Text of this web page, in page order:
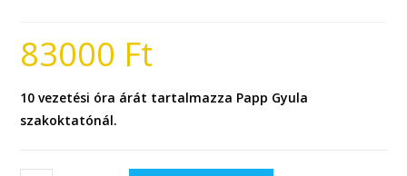
83000 Ft
10 vezetési óra árát tartalmazza Papp Gyula
szakoktatónál.